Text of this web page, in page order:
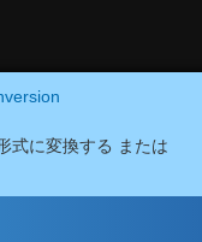
式に変換する または